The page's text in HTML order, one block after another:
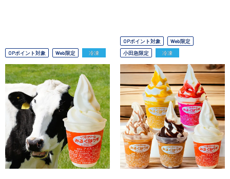
OPポイント対象 Web限定 冷凍
OPポイント対象
Web限定
小田急限定
冷凍